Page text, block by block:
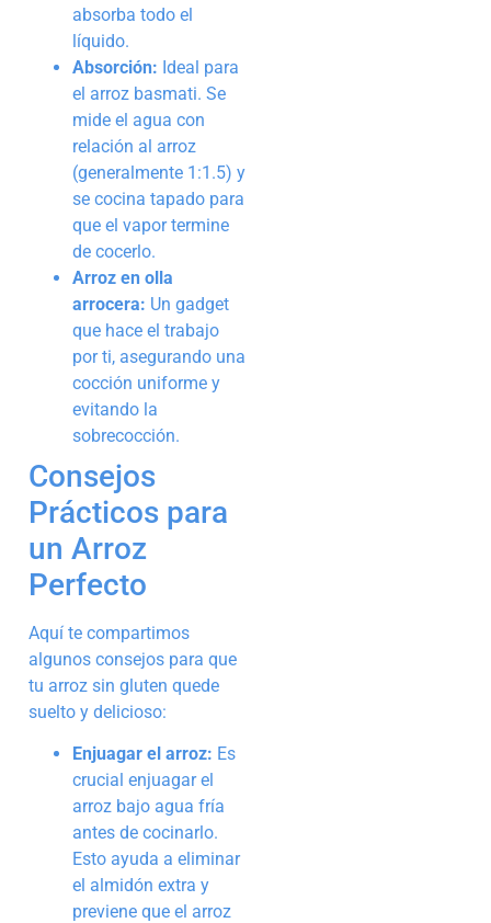
absorba todo el
líquido.
Absorción: Ideal para
el arroz basmati. Se
mide el agua con
relación al arroz
(generalmente 1:1.5) y
se cocina tapado para
que el vapor termine
de cocerlo.
Arroz en olla
arrocera: Un gadget
que hace el trabajo
por ti, asegurando una
cocción uniforme y
evitando la
sobrecocción.
Consejos
Prácticos para
un Arroz
Perfecto
Aquí te compartimos
algunos consejos para que
tu arroz sin gluten quede
suelto y delicioso:
Enjuagar el arroz: Es
crucial enjuagar el
arroz bajo agua fría
antes de cocinarlo.
Esto ayuda a eliminar
el almidón extra y
previene que el arroz